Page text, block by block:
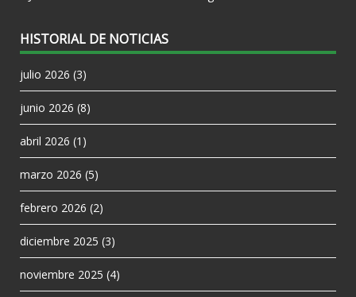
HISTORIAL DE NOTICIAS
julio 2026 (3)
junio 2026 (8)
abril 2026 (1)
marzo 2026 (5)
febrero 2026 (2)
diciembre 2025 (3)
noviembre 2025 (4)